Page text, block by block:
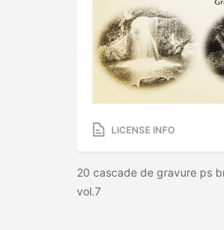
LICENSE INFO
20 cascade de gravure ps
vol.7